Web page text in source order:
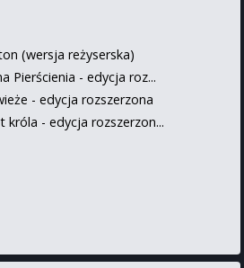
(wersja reżyserska)
Pierścienia - edycja roz...
- edycja rozszerzona
króla - edycja rozszerzon...